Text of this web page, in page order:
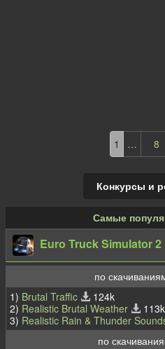
1 … 8
Конкурсы и
Самые
Euro Truck Simulator 2
по
1) Brutal Traffic
124k
2) Realistic Brutal Weather
113k
3) Realistic Rain & Thunder
по